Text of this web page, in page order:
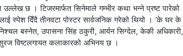
छ । टिजरमार्फत सिनेमाले गम्भीर कथा भन्ने प्रष्ट पारेको
स्पेश दिँदै तीनवटा पोस्टर सार्वजनिक गरेको थियो । ‘के घर के
बस्नेत, उपासना सिंह ठकुरी, आर्यन सिग्देल, केकी अधिकारी,
सुरज विष्टलगायत कलाकारको अभिनय छ ।